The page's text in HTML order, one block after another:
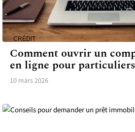
CRÉDIT
Comment ouvrir un
en ligne pour
10 mars 2026